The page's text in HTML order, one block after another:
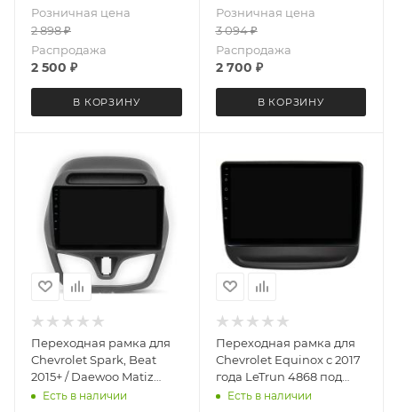
Розничная цена
2 898₽
Распродажа
2 500 ₽
В КОРЗИНУ
Розничная цена
3 094₽
Распродажа
2 700 ₽
В КОРЗИНУ
Переходная рамка для
Chevrolet Spark, Beat
2015+ / Daewoo Matiz
2015+ LeTrun 5937 под
Есть в наличии
Переходная рамка для
Chevrolet Equinox c 2017
года LeTrun 4868 под
базовую магнитолу 10
Есть в наличии